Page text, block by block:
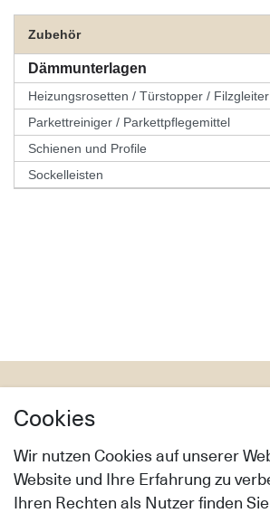
Zubehör
Dämmunterlagen
Heizungsrosetten / Türstopper / Filzgleiter
Parkettreiniger / Parkettpflegemittel
Schienen und Profile
Sockelleisten
Service
Bodenratgeber
Bodenpflege & Reinigung
Verlegeanleitung
Cookies
Wir nutzen Cookies auf unserer
Website und Ihre Erfahrung zu
Ihren Rechten als Nutzer finden